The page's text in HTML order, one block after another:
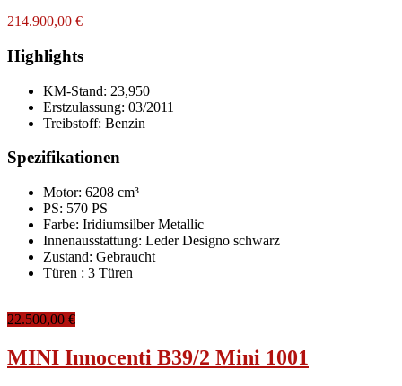
214.900,00 €
Highlights
KM-Stand: 23,950
Erstzulassung: 03/2011
Treibstoff: Benzin
Spezifikationen
Motor: 6208 cm³
PS: 570 PS
Farbe: Iridiumsilber Metallic
Innenausstattung: Leder Designo schwarz
Zustand: Gebraucht
Türen : 3 Türen
22.500,00 €
MINI Innocenti B39/2 Mini 1001